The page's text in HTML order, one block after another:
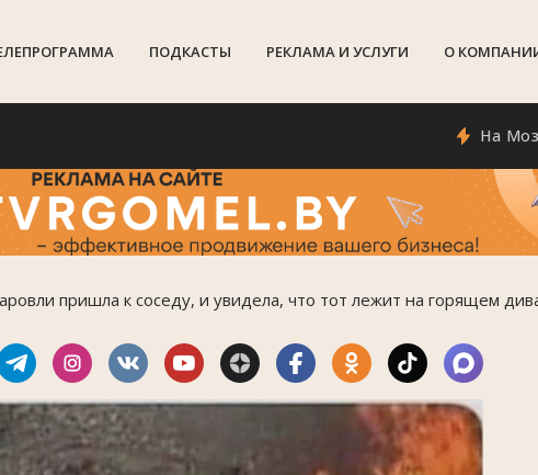
ПОДКАСТЫ РЕКЛАМА И УСЛУГИ О
На
пришла к соседу, и увидела, что тот лежит на горящем